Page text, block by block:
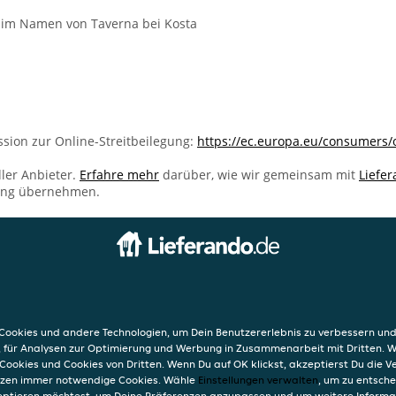
Namen von Taverna bei Kosta
zur Online-Streitbeilegung: https://ec.europa.eu/
Anbieter. Erfahre mehr darüber, wie wir gemeinsam mit
übernehmen.
und andere Technologien, um Dein Benutzererlebnis zu verbessern
für Analysen zur Optimierung und Werbung in Zusammenarbeit mit Dritten.
und Cookies von Dritten. Wenn Du auf OK klickst, akzeptierst Du die
immer notwendige Cookies. Wähle Einstellungen verwalten, um zu